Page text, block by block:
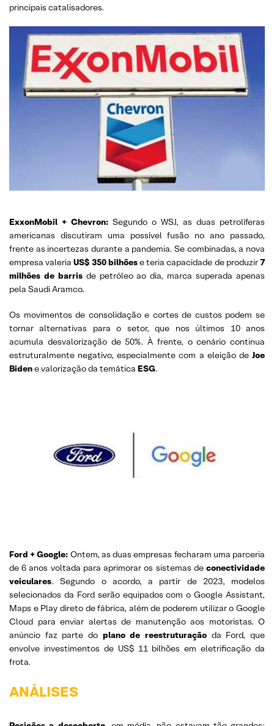
principais catalisadores.
ExxonMobil + Chevron: Segundo o WSJ, as duas petrolíferas
americanas discutiram uma possível fusão no ano passado,
frente as incertezas durante a pandemia. Se combinadas, a nova
empresa valeriaUS$ 350 bilhõese teria capacidade de produzir7
milhões de barrisde petróleo ao dia, marca superada apenas
pela Saudi Aramco.
Os movimentos de consolidação e cortes de custos podem se
tornar alternativas para o setor, que nos últimos 10 anos
acumula desvalorização de 50%. À frente, o cenário continua
estruturalmente negativo, especialmente com a eleição de Joe
Bidene valorização da temática ESG.
Ford + Google: Ontem, as duas empresas fecharam uma parceria
de 6 anos voltada para aprimorar os sistemas de conectividade
veiculares. Segundo o acordo, a partir de 2023, modelos
selecionados da Ford serão equipados com o Google Assistant,
Maps e Play direto de fábrica, além de poderem utilizar o Google
Cloud para enviar alertas de manutenção aos motoristas. O
anúncio faz parte do plano de reestruturação da Ford, que
envolve investimentos de US$ 11 bilhões em eletrificação da
frota.
ANÁLISES